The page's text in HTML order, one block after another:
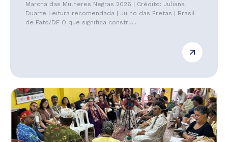
Marcha das Mulheres Negras 2026 | Crédito: Juliana
Duarte Leitura recomendada | Julho das Pretas | Brasil
de Fato/DF O que significa constru...